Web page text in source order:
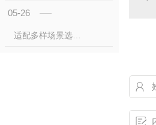
05-26
适配多样场景选护栏厂家的发展之路是什么